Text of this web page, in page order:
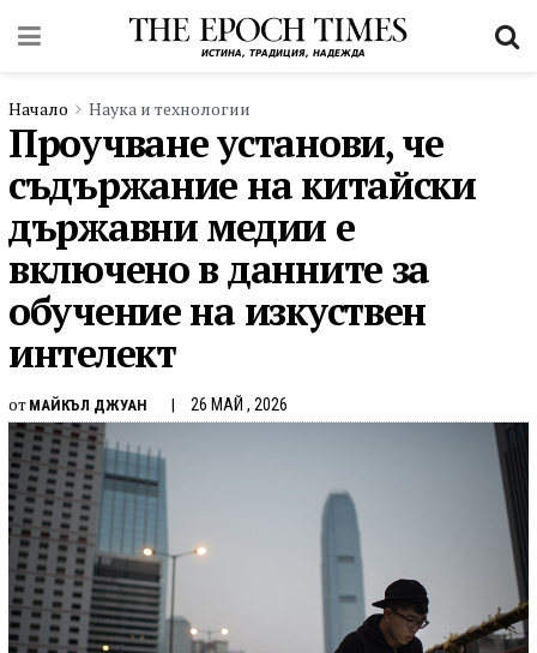
Начало Наука и технологии
Проучване установи, че
съдържание на китайски
държавни медии е
включено в данните за
обучение на изкуствен
интелект
от МАЙКЪЛ ДЖУАН 26 МАЙ , 2026